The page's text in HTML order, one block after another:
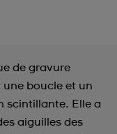
de gravure
boucle et un
scintillante. Elle a
aiguilles des